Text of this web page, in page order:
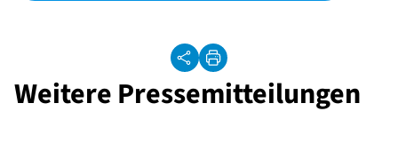
Weitere Pressemitteilungen